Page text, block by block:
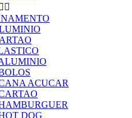
 
ACUCAR
DOG